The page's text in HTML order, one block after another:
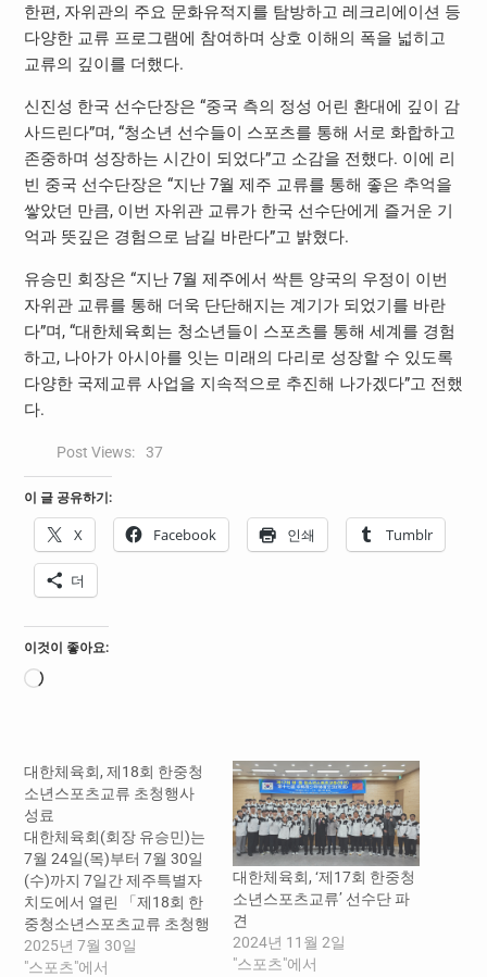
한편, 자위관의 주요 문화유적지를 탐방하고 레크리에이션 등
다양한 교류 프로그램에 참여하며 상호 이해의 폭을 넓히고
교류의 깊이를 더했다.
신진성 한국 선수단장은 “중국 측의 정성 어린 환대에 깊이 감
사드린다”며, “청소년 선수들이 스포츠를 통해 서로 화합하고
존중하며 성장하는 시간이 되었다”고 소감을 전했다. 이에 리
빈 중국 선수단장은 “지난 7월 제주 교류를 통해 좋은 추억을
쌓았던 만큼, 이번 자위관 교류가 한국 선수단에게 즐거운 기
억과 뜻깊은 경험으로 남길 바란다”고 밝혔다.
유승민 회장은 “지난 7월 제주에서 싹튼 양국의 우정이 이번
자위관 교류를 통해 더욱 단단해지는 계기가 되었기를 바란
다”며, “대한체육회는 청소년들이 스포츠를 통해 세계를 경험
하고, 나아가 아시아를 잇는 미래의 다리로 성장할 수 있도록
다양한 국제교류 사업을 지속적으로 추진해 나가겠다”고 전했
다.
Post Views: 37
이 글 공유하기:
X Facebook 인쇄 Tumblr
더
이것이 좋아요:
로
대한체육회, 제18회 한중청
소년스포츠교류 초청행사
성료
대한체육회(회장 유승민)는
7월 24일(목)부터 7월 30일
(수)까지 7일간 제주특별자
치도에서 열린 「제18회 한
중청소년스포츠교류 초청행
사」를 성공적으로 마무리
했다. ‘한중청소년스포츠교
2025년 7월 30일
"스포츠"에서
대한체육회, ‘제17회 한중청
소년스포츠교류’ 선수단 파
견
2024년 11월 2일
"스포츠"에서